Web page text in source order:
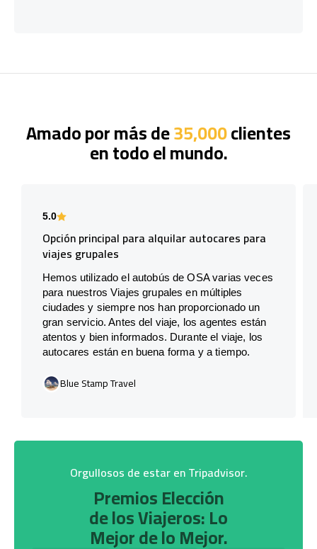
Amado por más de35,000clientes
en todo el mundo.
5.0
Opción principal para alquilar autocares para
viajes grupales
Hemos utilizado el autobús de OSA varias veces
para nuestros Viajes grupales en múltiples
ciudades y siempre nos han proporcionado un
gran servicio. Antes del viaje, los agentes están
atentos y bien informados. Durante el viaje, los
autocares están en buena forma y a tiempo.
Blue Stamp Travel
Orgullosos de estar en Tripadvisor.
Premios Elección
de los Viajeros: Lo
Mejor de lo Mejor.